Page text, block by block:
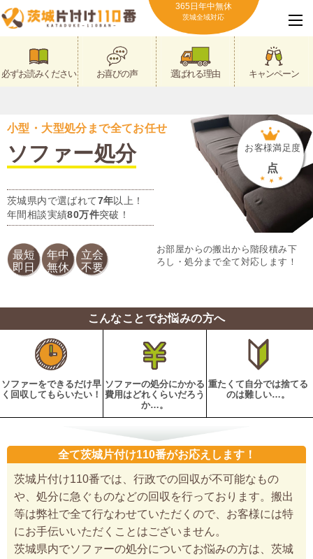
365日年中無休
茨城全域対応
必ずお読みください お喜びの声 選ばれる理由 キャンペーン
小型・大型処分まで全てお任せ
ソファー処分
茨城県内で選ばれて7年以上！
年間相談実績80万件突破！
お客様満足度
点
最短
即日
年中
無休
立会
不要
お部屋からの搬出から階段積み下
ろし・処分まで全て対応します！
こんなことでお悩みの方へ
ソファーをできるだけ早
く回収してもらいたい！
ソファーの処分にかかる
費用はどれくらいだろう
か…。
重たくて自分では捨てる
のは難しい…。
全て茨城片付け110番がお応えします！
茨城片付け110番では、行政での回収が不可能なもの
や、処分に急ぐものなどの回収を行っております。搬出
等は弊社で全て行なわせていただくので、お客様には特
にお手伝いいただくことはございません。
茨城県内でソファーの処分についてお悩みの方は、茨城